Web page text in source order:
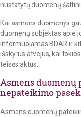
nustatytų duomenų
Kai asmens duomenys
duomenų subjektas apie
informuojamas BDAR ir
išskyrus atvejus, kai
teisės aktus.
Asmens
nepateikimo
Asmens duomenų